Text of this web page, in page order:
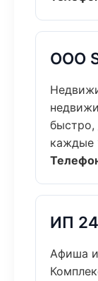
ООО
быстро,
каждые
ИП
Афиша и